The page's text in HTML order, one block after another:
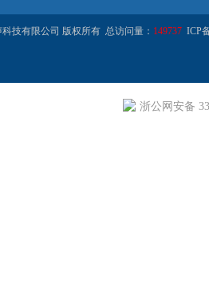
有限公司 版权所有 总访问量： 149737 ICP
浙公网安备